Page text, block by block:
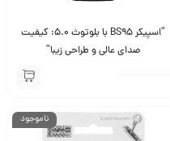
“اسپیکر BS95 با بلوتوث 5.0: کیفیت
صدای عالی و طراحی زیبا”
ناموجود